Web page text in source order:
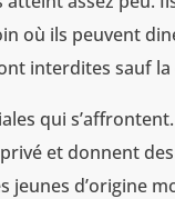
où ils peuvent
interdites sauf
qui
et donnent
jeunes d’origine